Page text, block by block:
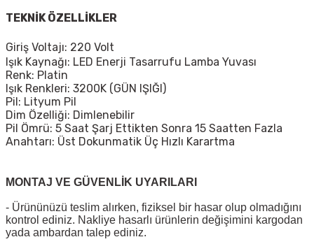
TEKNİK ÖZELLİKLER
Giriş Voltajı: 220 Volt
Işık Kaynağı: LED Enerji Tasarrufu Lamba Yuvası
Renk: Platin
Işık Renkleri: 3200K (GÜN IŞIĞI)
Pil: Lityum Pil
Dim Özelliği: Dimlenebilir
Pil Ömrü: 5 Saat Şarj Ettikten Sonra 15 Saatten Fazla
Anahtarı: Üst Dokunmatik Üç Hızlı Karartma
MONTAJ VE GÜVENLİK UYARILARI
- Ürününüzü teslim alırken, fiziksel bir hasar olup olmadığını
kontrol ediniz. Nakliye hasarlı ürünlerin değişimini kargodan
yada ambardan talep ediniz.